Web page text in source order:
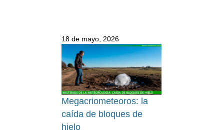
18 de mayo, 2026
Megacriometeoros: la
caída de bloques de
hielo